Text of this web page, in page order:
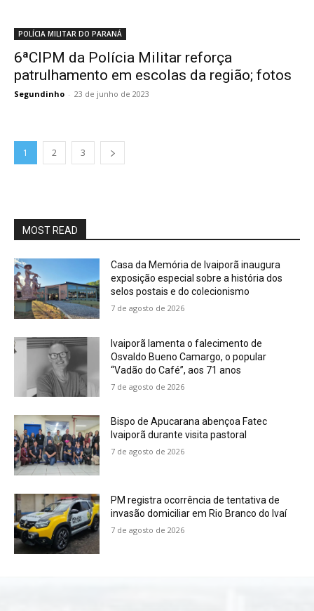
POLÍCIA MILITAR DO PARANÁ
6ªCIPM da Polícia Militar reforça
patrulhamento em escolas da região; fotos
Segundinho - 23 de junho de 2023
1 2 3
MOST READ
Casa da Memória de Ivaiporã inaugura
exposição especial sobre a história dos
selos postais e do colecionismo
7 de agosto de 2026
Ivaiporã lamenta o falecimento de
Osvaldo Bueno Camargo, o popular
“Vadão do Café”, aos 71 anos
7 de agosto de 2026
Bispo de Apucarana abençoa Fatec
Ivaiporã durante visita pastoral
7 de agosto de 2026
PM registra ocorrência de tentativa de
invasão domiciliar em Rio Branco do Ivaí
7 de agosto de 2026